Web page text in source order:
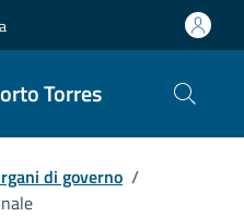
Torres
di governo /